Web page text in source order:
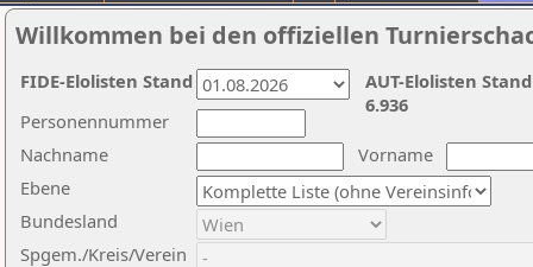
Willkommen bei den offiziellen
Nachname
Vorname
Ebene
Personennummer
Bundesland
Spgem./Kreis/Verein
AUT-Elolisten
6.936
FIDE-Elolisten Stand